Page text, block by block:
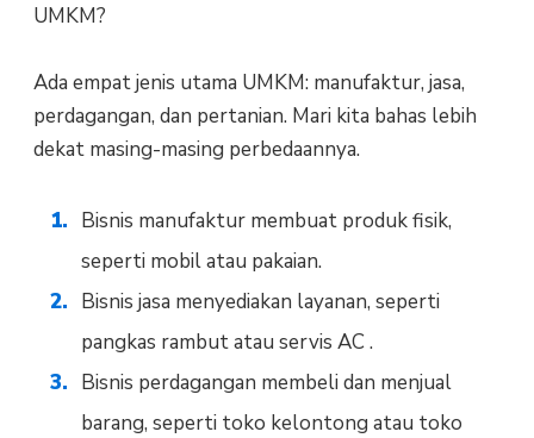
UMKM?
Ada empat jenis utama UMKM: manufaktur, jasa,
perdagangan, dan pertanian. Mari kita bahas lebih
dekat masing-masing perbedaannya.
Bisnis manufaktur membuat produk fisik,
seperti mobil atau pakaian.
Bisnis jasa menyediakan layanan, seperti
pangkas rambut atau servis AC .
Bisnis perdagangan membeli dan menjual
barang, seperti toko kelontong atau toko